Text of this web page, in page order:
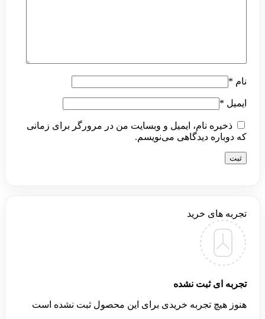
نام *
ایمیل *
ذخیره نام، ایمیل و وبسایت من در مرورگر برای زمانی
که دوباره دیدگاهی می‌نویسم.
تجربه های خرید
تجربه ای ثبت نشده
هنوز هیچ تجربه خریدی برای این محصول ثبت نشده است